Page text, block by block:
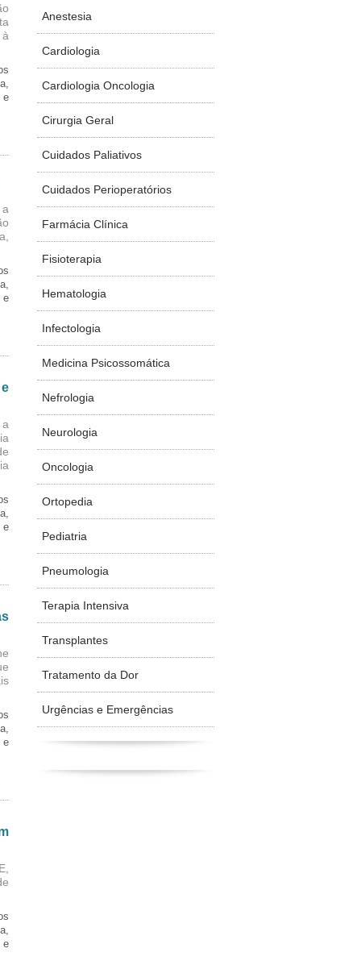
e
e
e
e
e
Anestesia
Cardiologia
Cardiologia Oncologia
Cirurgia Geral
Cuidados Paliativos
Cuidados Perioperatórios
Farmácia Clínica
Fisioterapia
Hematologia
Infectologia
Medicina Psicossomática
Nefrologia
Neurologia
Oncologia
Ortopedia
Pediatria
Pneumologia
Terapia Intensiva
Transplantes
Tratamento da Dor
Urgências e Emergências